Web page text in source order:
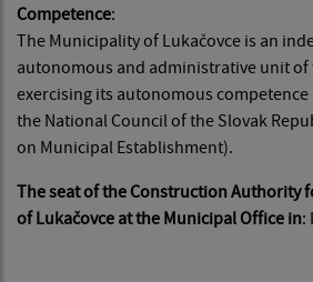
Competence:
The Municipality of Lukačovce is an
autonomous and administrative unit of
exercising its autonomous
the National Council of the Slovak
on Municipal Establishment).
The seat of the Construction Authority
of Lukačovce at the Municipal Office in: